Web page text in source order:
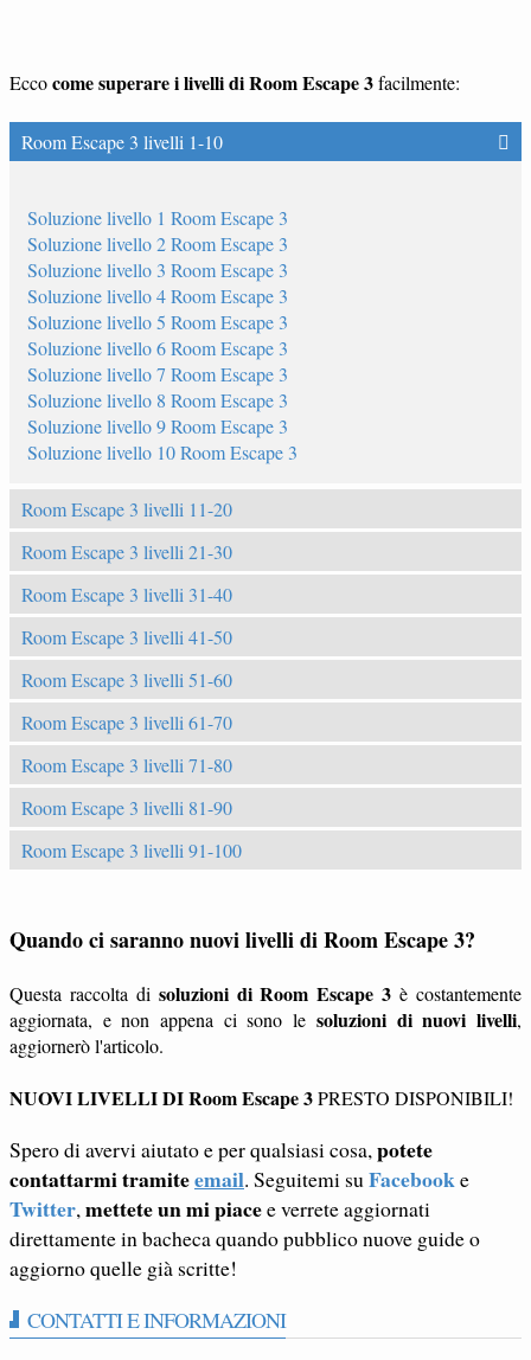
Eccocome superare i livelli di Room Escape 3facilmente:
Room Escape 3 livelli 1-10
Soluzione livello 1 Room Escape 3
Soluzione livello 2 Room Escape 3
Soluzione livello 3 Room Escape 3
Soluzione livello 4 Room Escape 3
Soluzione livello 5 Room Escape 3
Soluzione livello 6 Room Escape 3
Soluzione livello 7 Room Escape 3
Soluzione livello 8 Room Escape 3
Soluzione livello 9 Room Escape 3
Soluzione livello 10 Room Escape 3
Room Escape 3 livelli 11-20
Room Escape 3 livelli 21-30
Room Escape 3 livelli 31-40
Room Escape 3 livelli 41-50
Room Escape 3 livelli 51-60
Room Escape 3 livelli 61-70
Room Escape 3 livelli 71-80
Room Escape 3 livelli 81-90
Room Escape 3 livelli 91-100
Quando ci saranno nuovi livelli di Room Escape 3?
Questa raccolta di soluzioni di Room Escape 3 è costantemente
aggiornata, e non appena ci sono le soluzioni di nuovi livelli,
aggiornerò l'articolo.
NUOVI LIVELLI DI Room Escape 3PRESTO DISPONIBILI!
Spero di avervi aiutato e per qualsiasi cosa,potete
contattarmi tramiteemail. Seguitemi suFacebooke
Twitter,mettete un mi piacee verrete aggiornati
direttamente in bacheca quando pubblico nuove guide o
aggiorno quelle già scritte!
CONTATTI E INFORMAZIONI